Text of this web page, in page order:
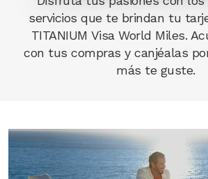
servicios que te brindan tu
TITANIUM Visa World Miles.
con tus compras y canjéalas
más te guste.
Image